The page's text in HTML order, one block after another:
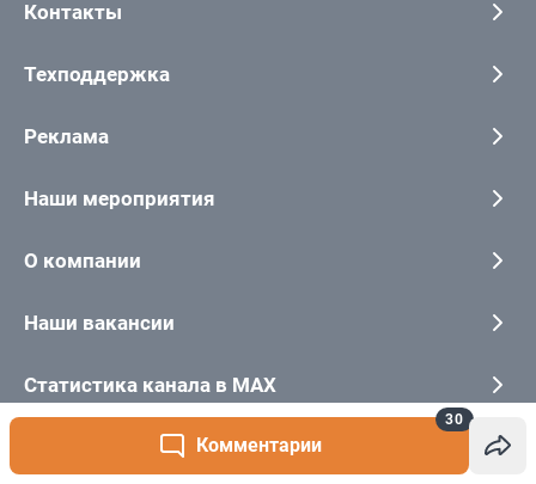
Комментарии
30